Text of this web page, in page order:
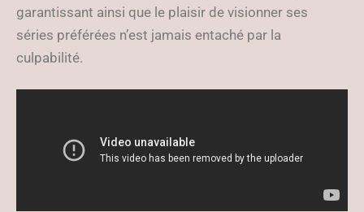
garantissant ainsi que le plaisir de visionner ses
séries préférées n’est jamais entaché par la
culpabilité.